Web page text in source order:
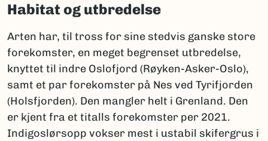
Habitat og utbredelse
Arten har, til tross for sine stedvis ganske store
forekomster, en meget begrenset utbredelse,
knyttet til indre Oslofjord (Røyken-Asker-Oslo),
samt et par forekomster på Nes ved Tyrifjorden
(Holsfjorden). Den mangler helt i Grenland. Den
er kjent fra et titalls forekomster per 2021.
Indigoslørsopp vokser mest i ustabil skifergrus i